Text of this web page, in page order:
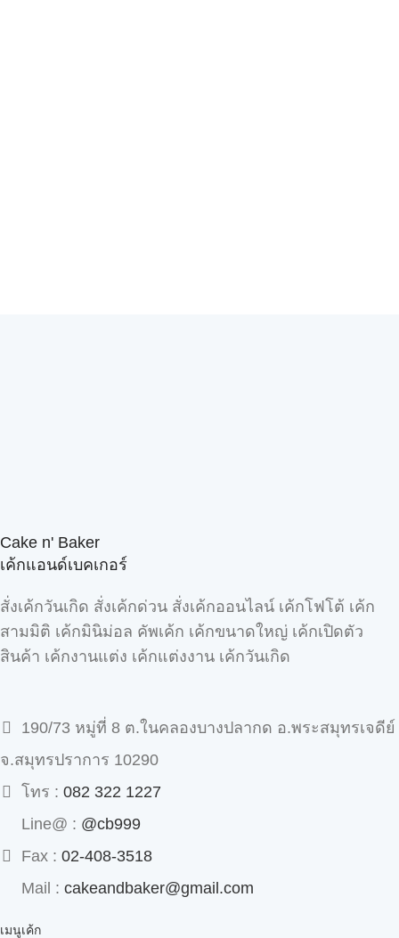
Cake n' Baker
เค้กแอนด์เบคเกอร์
สั่งเค้กวันเกิด สั่งเค้กด่วน สั่งเค้กออนไลน์ เค้กโฟโต้ เค้ก
สามมิติ เค้กมินิม่อล คัพเค้ก เค้กขนาดใหญ่ เค้กเปิดตัว
สินค้า เค้กงานแต่ง เค้กแต่งงาน เค้กวันเกิด
190/73 หมู่ที่ 8 ต.ในคลองบางปลากด อ.พระสมุทรเจดีย์
จ.สมุทรปราการ 10290
โทร : 082 322 1227
Line@ : @cb999
Fax : 02-408-3518
Mail : cakeandbaker@gmail.com
เมนูเค้ก